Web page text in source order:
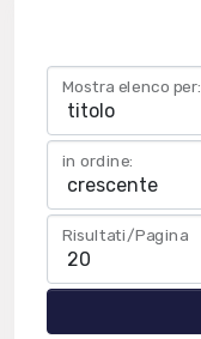
Mostra elenco per:
in ordine:
Risultati/Pagina